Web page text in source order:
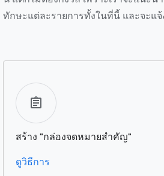
ทักษะแต่ละรายการทั้งในที่นี้ และจะแ
สร้าง "กล่องจดหมายสำคัญ"
ดูวิธีการ